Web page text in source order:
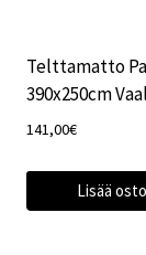
Telttamatto
390x250cm
141,00€
Lisää